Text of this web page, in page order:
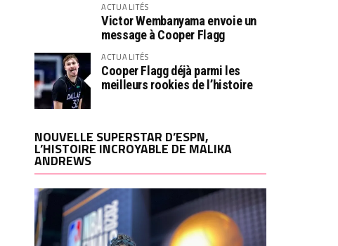
ACTUALITÉS
Victor Wembanyama envoie un
message à Cooper Flagg
ACTUALITÉS
Cooper Flagg déjà parmi les
meilleurs rookies de l’histoire
NOUVELLE SUPERSTAR D’ESPN,
L’HISTOIRE INCROYABLE DE MALIKA
ANDREWS